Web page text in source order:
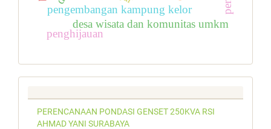
pengembangan kampung kelor
desa wisata dan komunitas umkm
penghijauan
PERENCANAAN PONDASI GENSET 250KVA RSI
AHMAD YANI SURABAYA